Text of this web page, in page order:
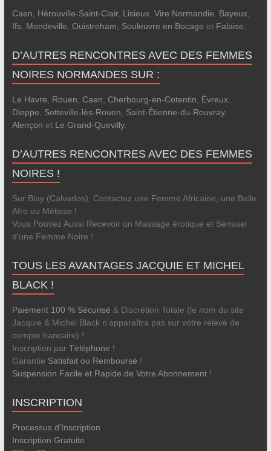
Caen, Hérouville-Saint-Clair, Lisieux, Vire Normandie, Bayeux,
Ifs, Mondeville, Ouistreham, Souleuvre en Bocage et Falaise.
D’AUTRES RENCONTRES AVEC DES FEMMES
NOIRES NORMANDES SUR :
Le Havre, Rouen, Caen, Cherbourg-en-Cotentin, Évreux,
Dieppe, Sotteville-lès-Rouen, Saint-Étienne-du-Rouvray,
Alençon et Le Grand-Quevilly.
D’AUTRES RENCONTRES AVEC DES FEMMES
NOIRES !
Sur Blay (Calvados), Contactez une Femme Africaine, une Belle
Afro ou Métisse !
Vous Pouvez Aussi Recevoir un Massage érotique et Sensuel
d'une Femme Noire !
TOUS LES AVANTAGES JACQUIE ET MICHEL
BLACK !
Paiement 100 % Sécurisé & Discrétion Totale (le nom du site
Jacquie & Michel Black n’apparaîtra pas sur votre relevé de
compte bancaire) !
Inscription par Téléphone !
Garantie Satisfait ou Remboursé !
Suspension Facile et Rapide de Votre Abonnement!
INSCRIPTION
Processus d'Inscription
Inscription Gratuite